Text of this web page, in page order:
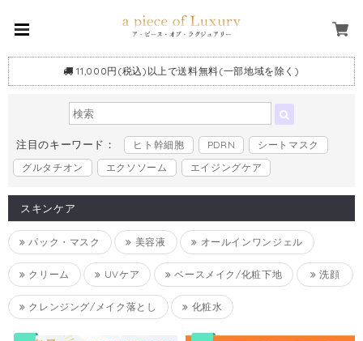
11,000円(税込)以上で送料無料(一部地域を除く)
注目のキーワード： ヒト幹細胞 PDRN
シートマスク
グルタチオン
エクソソーム エイジングケア
スキンケア
パック・マスク 美容液 オールインワンジェル
クリーム UVケア ベースメイク/化粧下地 洗顔
クレンジング/メイク落とし 化粧水